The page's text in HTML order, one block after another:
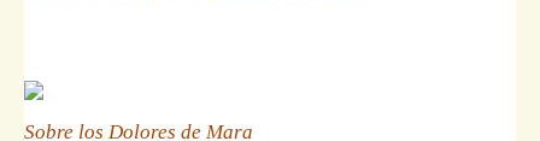
Sobre los Dolores de Mara